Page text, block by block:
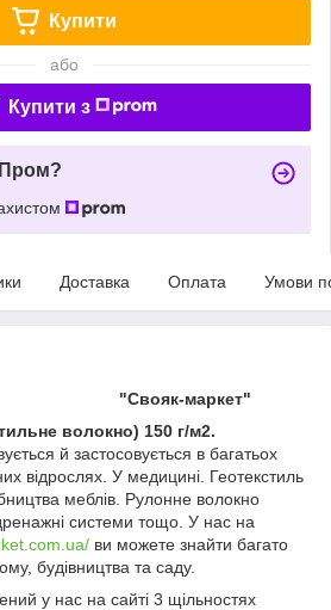
Купити
або
Купити з
Пром?
Доставка Оплата Умови
"Свояк-маркет"
волокно) 150 г/м2.
й застосовується в багатьох
відрослях. У медицині. Геотекстиль
меблів. Рулонне волокно
системи тощо. У нас на
ви можете знайти багато
будівництва та саду.
у нас на сайті 3 щільностях